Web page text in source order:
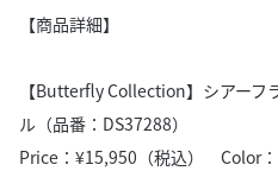
【商品詳細】
【Butterfly Collection】シアーフ
ル（品番：DS37288）
Price：¥15,950（税込） Color